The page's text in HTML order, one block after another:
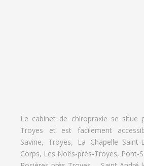
Le cabinet de chiropraxie se situe
Troyes et est facilement
Savine, Troyes, La Chapelle Saint-
Corps, Les Noës-près-Troyes, Pont-